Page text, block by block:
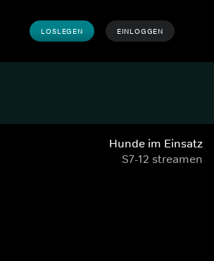
LOSLEGEN EINLOGGEN
Hunde im Einsatz
S7-12 streamen